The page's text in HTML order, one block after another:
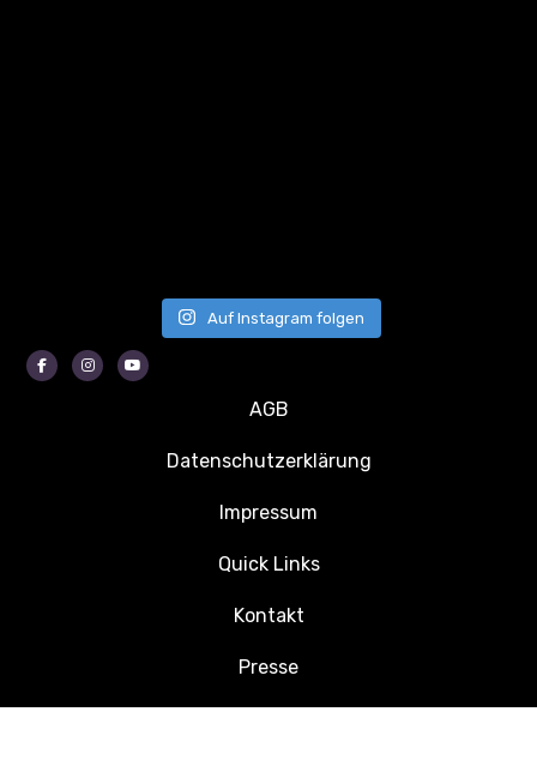
Auf Instagram folgen
FacebookInstagram
AGB
Datenschutzerklärung
Impressum
Quick Links
Kontakt
Presse